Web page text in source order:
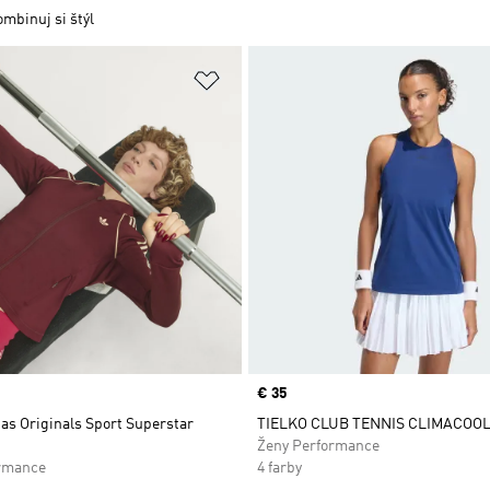
si štýl
želaných položiek Pridať do zoznamu želaných
Originals Sport Superstar
Price
€ 35
TIELKO CLUB TENNIS
Ženy Performance
4 farby